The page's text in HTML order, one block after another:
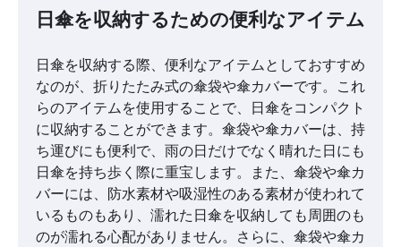
日傘を収納するための便利なアイテム
日傘を収納する際、便利なアイテムとしておすすめ
なのが、折りたたみ式の傘袋や傘カバーです。これ
らのアイテムを使用することで、日傘をコンパクト
に収納することができます。傘袋や傘カバーは、持
ち運びにも便利で、雨の日だけでなく晴れた日にも
日傘を持ち歩く際に重宝します。また、傘袋や傘カ
バーには、防水素材や吸湿性のある素材が使われて
いるものもあり、濡れた日傘を収納しても周囲のも
のが濡れる心配がありません。さらに、傘袋や傘カ